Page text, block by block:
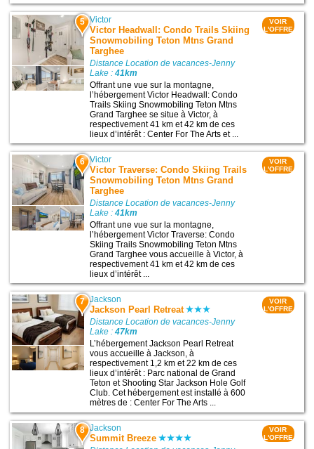
5 Victor
Victor Headwall: Condo Trails Skiing
Snowmobiling Teton Mtns Grand
Targhee
Distance Location de vacances-Jenny
Lake :41km
Offrant une vue sur la montagne,
l’hébergement Victor Headwall: Condo
Trails Skiing Snowmobiling Teton Mtns
Grand Targhee se situe à Victor, à
respectivement 41 km et 42 km de ces
lieux d’intérêt : Center For The Arts et ...
VOIR
L'OFFRE
6 Victor
Victor Traverse: Condo Skiing Trails
Snowmobiling Teton Mtns Grand
Targhee
Distance Location de vacances-Jenny
Lake :41km
Offrant une vue sur la montagne,
l’hébergement Victor Traverse: Condo
Skiing Trails Snowmobiling Teton Mtns
Grand Targhee vous accueille à Victor, à
respectivement 41 km et 42 km de ces
lieux d’intérêt ...
VOIR
L'OFFRE
7 Jackson
Jackson Pearl Retreat
Distance Location de vacances-Jenny
Lake :47km
L’hébergement Jackson Pearl Retreat
vous accueille à Jackson, à
respectivement 1,2 km et 22 km de ces
lieux d’intérêt : Parc national de Grand
Teton et Shooting Star Jackson Hole Golf
Club. Cet hébergement est installé à 600
mètres de : Center For The Arts ...
VOIR
L'OFFRE
8 Jackson
Summit Breeze
VOIR
L'OFFRE